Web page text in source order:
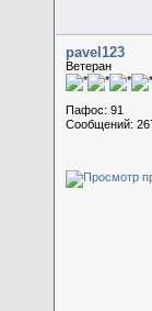
pavel123
Ветеран
Пафос: 91
Сообщений: